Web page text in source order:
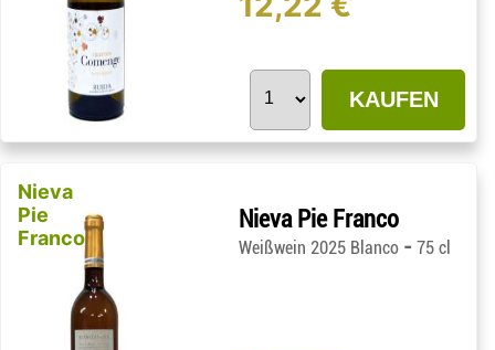
KAUFEN
Nieva
Pie
Franco
Nieva Pie Franco
Weißwein 2025 Blanco -75 cl